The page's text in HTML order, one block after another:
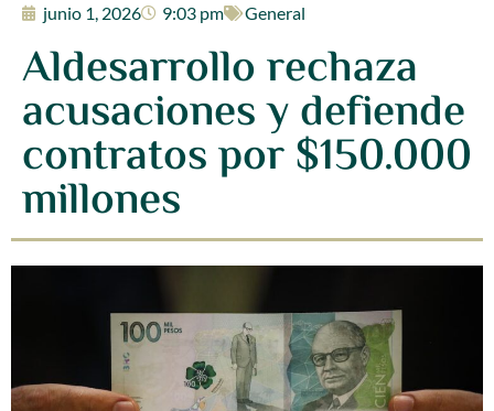
junio 1, 2026 9:03 pm General
Aldesarrollo rechaza
acusaciones y defiende
contratos por $150.000
millones